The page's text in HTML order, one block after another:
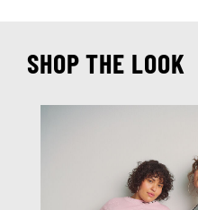
SHOP THE LOOK